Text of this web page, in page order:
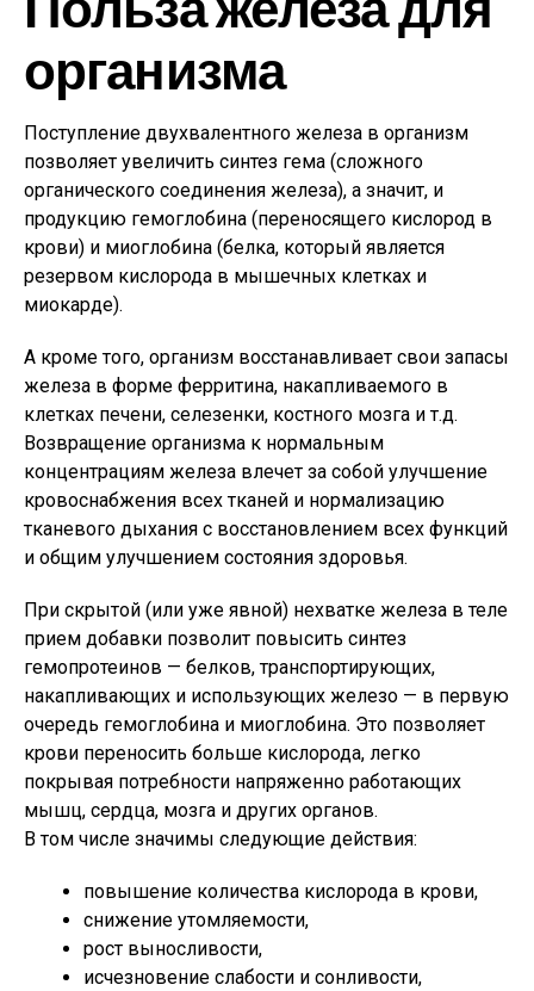
организма
Поступление двухвалентного железа в организм
позволяет увеличить синтез гема (сложного
органического соединения железа), а значит, и
продукцию гемоглобина (переносящего кислород в
крови) и миоглобина (белка, который является
резервом кислорода в мышечных клетках и
миокарде).
А кроме того, организм восстанавливает свои запасы
железа в форме ферритина, накапливаемого в
клетках печени, селезенки, костного мозга и т.д.
Возвращение организма к нормальным
концентрациям железа влечет за собой улучшение
кровоснабжения всех тканей и нормализацию
тканевого дыхания с восстановлением всех функций
и общим улучшением состояния здоровья.
При скрытой (или уже явной) нехватке железа в теле
прием добавки позволит повысить синтез
гемопротеинов — белков, транспортирующих,
накапливающих и использующих железо — в первую
очередь гемоглобина и миоглобина. Это позволяет
крови переносить больше кислорода, легко
покрывая потребности напряженно работающих
мышц, сердца, мозга и других органов.
В том числе значимы следующие действия:
повышение количества кислорода в крови,
снижение утомляемости,
рост выносливости,
исчезновение слабости и сонливости,